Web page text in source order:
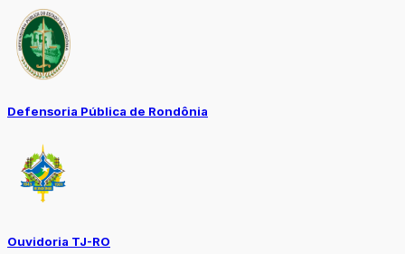
Defensoria Pública de Rondônia
Ouvidoria TJ-RO